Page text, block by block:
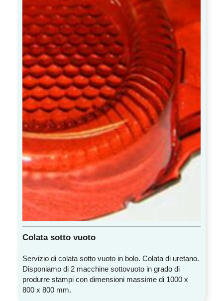
Colata sotto vuoto
Servizio di colata sotto vuoto in bolo. Colata di uretano.
Disponiamo di 2 macchine sottovuoto in grado di
produrre stampi con dimensioni massime di 1000 x
800 x 800 mm.